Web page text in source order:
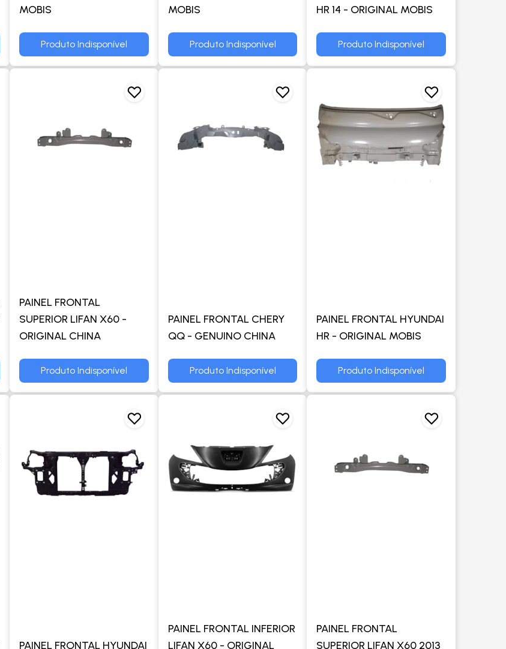
MOBIS
Produto Indisponível
MOBIS
Produto Indisponível
HR 14 - ORIGINAL MOBIS
Produto Indisponível
PAINEL FRONTAL
SUPERIOR LIFAN X60 -
ORIGINAL CHINA
Produto Indisponível
PAINEL FRONTAL CHERY
QQ - GENUINO CHINA
Produto Indisponível
PAINEL FRONTAL HYUNDAI
HR - ORIGINAL MOBIS
Produto Indisponível
PAINEL FRONTAL HYUNDAI
PAINEL FRONTAL INFERIOR
LIFAN X60 - ORIGINAL
PAINEL FRONTAL
SUPERIOR LIFAN X60 2013